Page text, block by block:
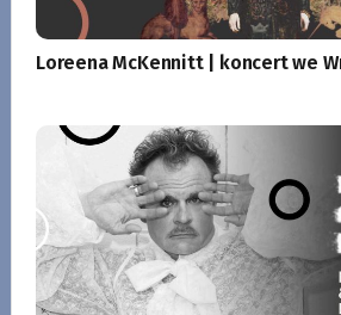
Loreena McKennitt | koncert we